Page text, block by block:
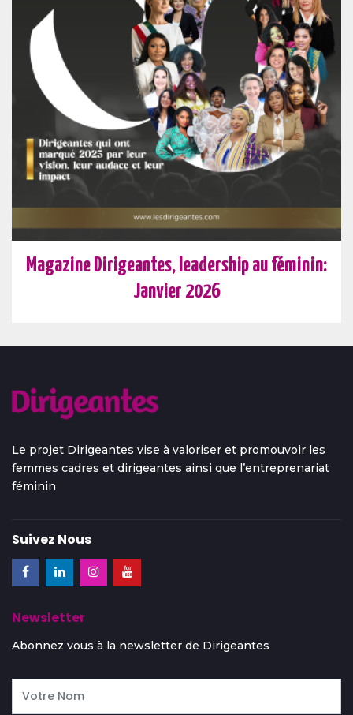
Magazine Dirigeantes, leadership au féminin:
Janvier 2026
Le projet Dirigeantes vise à valoriser et promouvoir les
femmes cadres et dirigeantes ainsi que l’entreprenariat
féminin
Suivez Nous
Newsletter
Abonnez vous à la newsletter de Dirigeantes